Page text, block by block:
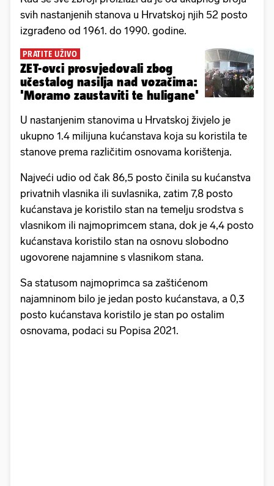
svih nastanjenih stanova u Hrvatskoj njih 52 posto
izgrađeno od 1961. do 1990. godine.
PRATITE UŽIVO
ZET-ovci prosvjedovali zbog
učestalog nasilja nad vozačima:
'Moramo zaustaviti te huligane'
U nastanjenim stanovima u Hrvatskoj živjelo je
ukupno 1.4 milijuna kućanstava koja su koristila te
stanove prema različitim osnovama korištenja.
Najveći udio od čak 86,5 posto činila su kućanstva
privatnih vlasnika ili suvlasnika, zatim 7,8 posto
kućanstava je koristilo stan na temelju srodstva s
vlasnikom ili najmoprimcem stana, dok je 4,4 posto
kućanstava koristilo stan na osnovu slobodno
ugovorene najamnine s vlasnikom stana.
Sa statusom najmoprimca sa zaštićenom
najamninom bilo je jedan posto kućanstava, a 0,3
posto kućanstava koristilo je stan po ostalim
osnovama, podaci su Popisa 2021.